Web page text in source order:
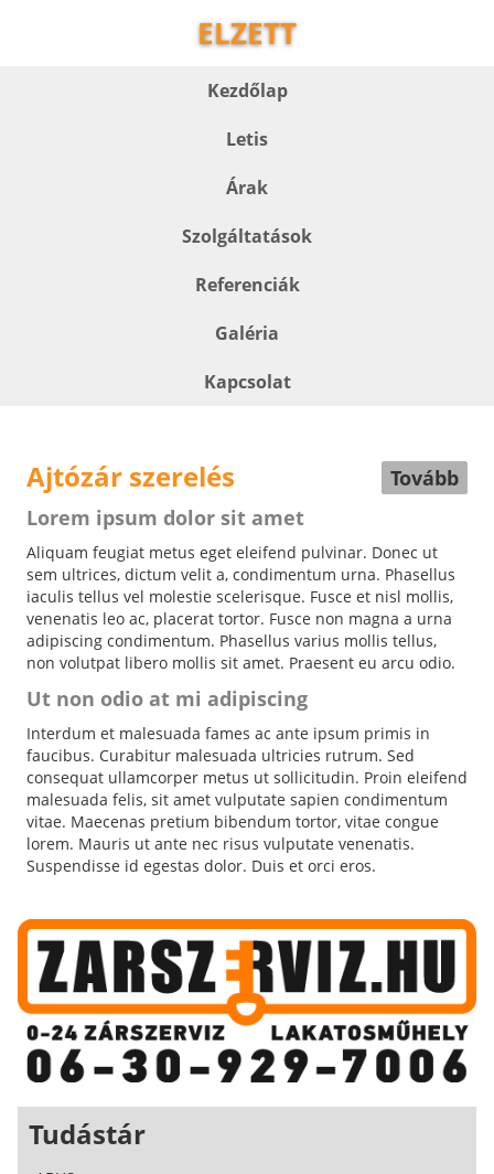
ELZETT
Kezdőlap
Letis
Árak
Szolgáltatások
Referenciák
Galéria
Kapcsolat
Ajtózár szerelés
Tovább
Lorem ipsum dolor sit amet
Aliquam feugiat metus eget eleifend pulvinar. Donec ut
sem ultrices, dictum velit a, condimentum urna. Phasellus
iaculis tellus vel molestie scelerisque. Fusce et nisl mollis,
venenatis leo ac, placerat tortor. Fusce non magna a urna
adipiscing condimentum. Phasellus varius mollis tellus,
non volutpat libero mollis sit amet. Praesent eu arcu odio.
Ut non odio at mi adipiscing
Interdum et malesuada fames ac ante ipsum primis in
faucibus. Curabitur malesuada ultricies rutrum. Sed
consequat ullamcorper metus ut sollicitudin. Proin eleifend
malesuada felis, sit amet vulputate sapien condimentum
vitae. Maecenas pretium bibendum tortor, vitae congue
lorem. Mauris ut ante nec risus vulputate venenatis.
Suspendisse id egestas dolor. Duis et orci eros.
Tudástár